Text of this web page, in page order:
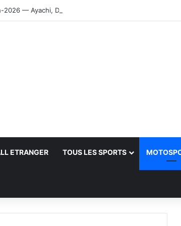
— Ayachi, Dissa, Touahria et Ghezali en finale
ETRANGER TOUS LES SPORTS